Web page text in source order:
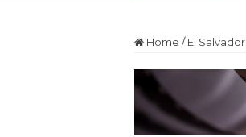
Home / El Salvador